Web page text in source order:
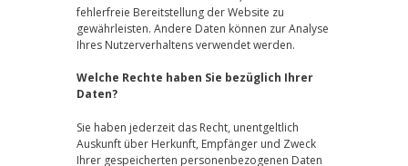
fehlerfreie Bereitstellung der Website zu
gewährleisten. Andere Daten können zur Analyse
Ihres Nutzerverhaltens verwendet werden.
Welche Rechte haben Sie bezüglich Ihrer
Daten?
Sie haben jederzeit das Recht, unentgeltlich
Auskunft über Herkunft, Empfänger und Zweck
Ihrer gespeicherten personenbezogenen Daten